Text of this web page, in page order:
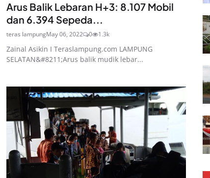
Arus Balik Lebaran H+3: 8.107 Mobil
dan 6.394 Sepeda...
teras lampungMay 06, 2022 0 1.3k
Zainal Asikin I Teraslampung.com LAMPUNG
SELATAN&#8211;Arus balik mudik lebar...